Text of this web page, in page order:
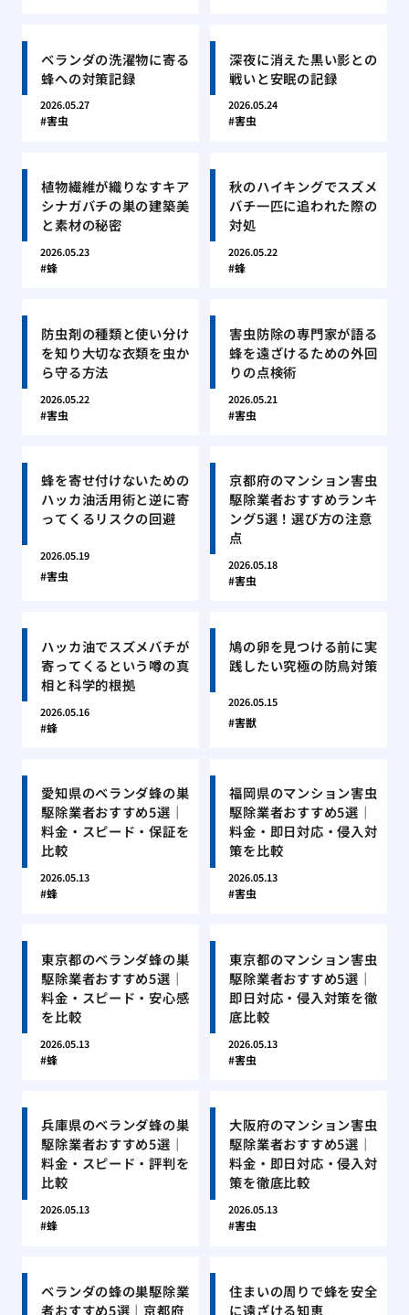
ベランダの洗濯物に寄る
蜂への対策記録
2026.05.27
害虫
深夜に消えた黒い影との
戦いと安眠の記録
2026.05.24
害虫
植物繊維が織りなすキア
シナガバチの巣の建築美
と素材の秘密
2026.05.23
蜂
秋のハイキングでスズメ
バチ一匹に追われた際の
対処
2026.05.22
蜂
防虫剤の種類と使い分け
を知り大切な衣類を虫か
ら守る方法
2026.05.22
害虫
害虫防除の専門家が語る
蜂を遠ざけるための外回
りの点検術
2026.05.21
害虫
蜂を寄せ付けないための
ハッカ油活用術と逆に寄
ってくるリスクの回避
2026.05.19
害虫
京都府のマンション害虫
駆除業者おすすめランキ
ング5選！選び方の注意
点
2026.05.18
害虫
ハッカ油でスズメバチが
寄ってくるという噂の真
相と科学的根拠
2026.05.16
蜂
鳩の卵を見つける前に実
践したい究極の防鳥対策
2026.05.15
害獣
愛知県のベランダ蜂の巣
駆除業者おすすめ5選｜
料金・スピード・保証を
比較
2026.05.13
蜂
福岡県のマンション害虫
駆除業者おすすめ5選｜
料金・即日対応・侵入対
策を比較
2026.05.13
害虫
東京都のベランダ蜂の巣
駆除業者おすすめ5選｜
料金・スピード・安心感
を比較
2026.05.13
蜂
東京都のマンション害虫
駆除業者おすすめ5選｜
即日対応・侵入対策を徹
底比較
2026.05.13
害虫
兵庫県のベランダ蜂の巣
駆除業者おすすめ5選｜
料金・スピード・評判を
比較
2026.05.13
蜂
大阪府のマンション害虫
駆除業者おすすめ5選｜
料金・即日対応・侵入対
策を徹底比較
2026.05.13
害虫
ベランダの蜂の巣駆除業
者おすすめ5選｜京都府
住まいの周りで蜂を安全
に遠ざける知恵